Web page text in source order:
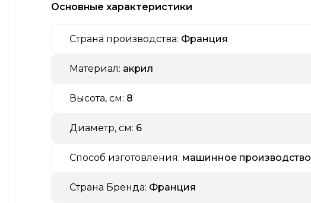
Основные характеристики
Страна производства: Франция
Материал: акрил
Высота, см: 8
Диаметр, см: 6
Способ изготовления: машинное производство
Страна Бренда: Франция